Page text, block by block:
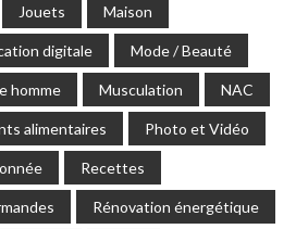
Jouets Maison
digitale Mode / Beauté
homme Musculation NAC
alimentaires Photo et Vidéo
Recettes
Rénovation énergétique